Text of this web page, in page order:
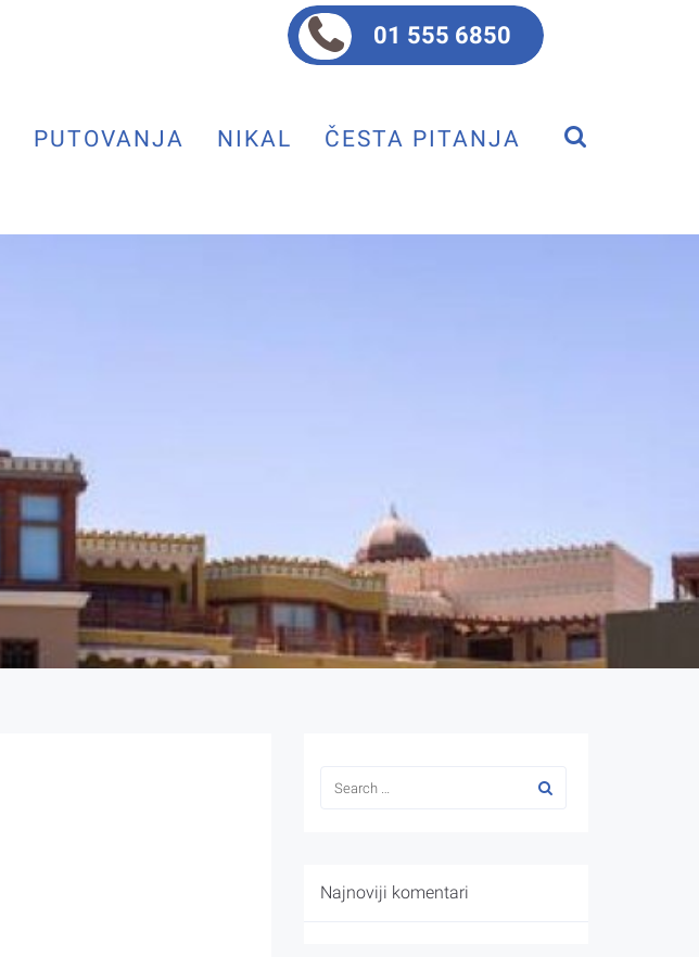
01 555 6850
PUTOVANJA NIKAL ČESTA PITANJA
Najnoviji komentari